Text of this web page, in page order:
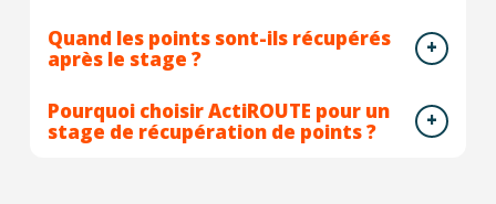
Quand les points sont-ils récupérés
après le stage ?
Pourquoi choisir ActiROUTE pour un
stage de récupération de points ?